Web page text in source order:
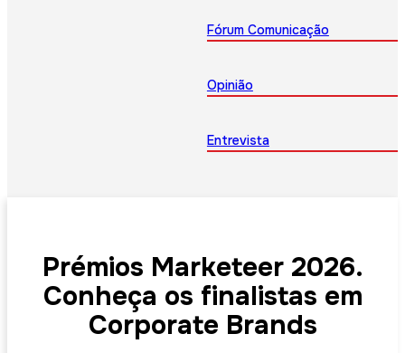
Fórum Comunicação
Opinião
Entrevista
Prémios Marketeer 2026.
Conheça os finalistas em
Corporate Brands